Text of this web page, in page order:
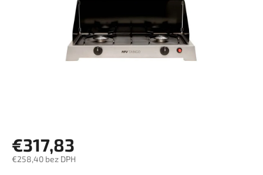
€317,83
€258,40 bez DPH